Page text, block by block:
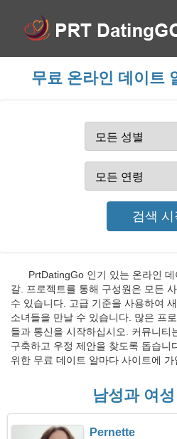
무료 온라인 데이트
PrtDatingGo 인기 있는 온라인
갈. 프로젝트를 통해 구성원은 모든
수 있습니다. 고급 기준을 사용하여
소녀들을 만날 수 있습니다. 많은 프
들과 통신을 시작하십시오. 커뮤니티
구축하고 우정 제안을 찾도록 돕습니
위한 무료 데이트 알마다 사이트에 가
남성과 여
Pernette